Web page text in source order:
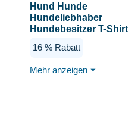
Hund Hunde
Hundeliebhaber
Hundebesitzer T-Shirt
16 % Rabatt
Mehr anzeigen ⏷